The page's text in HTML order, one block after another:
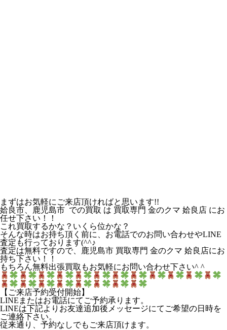
まずはお気軽にご来店頂ければと思います!!
姶良市、鹿児島市 での買取 は 買取専門 金のクマ 姶良店 にお
任せ下さい！！
これ買取するかな？いくら位かな？
そんな時はお持ち頂く前に、お電話でのお問い合わせやLINE
査定も行っております(^^♪
査定は無料ですので、鹿児島市 買取専門 金のクマ 姶良店にお
持ち下さい！！
もちろん無料出張買取もお気軽にお問い合わせ下さい^ ^
【ご来店予約受付開始】
LINEまたはお電話にてご予約承ります。
LINEは下記よりお友達追加後メッセージにてご希望の日時を
ご連絡下さい。
従来通り、予約なしでもご来店頂けます。